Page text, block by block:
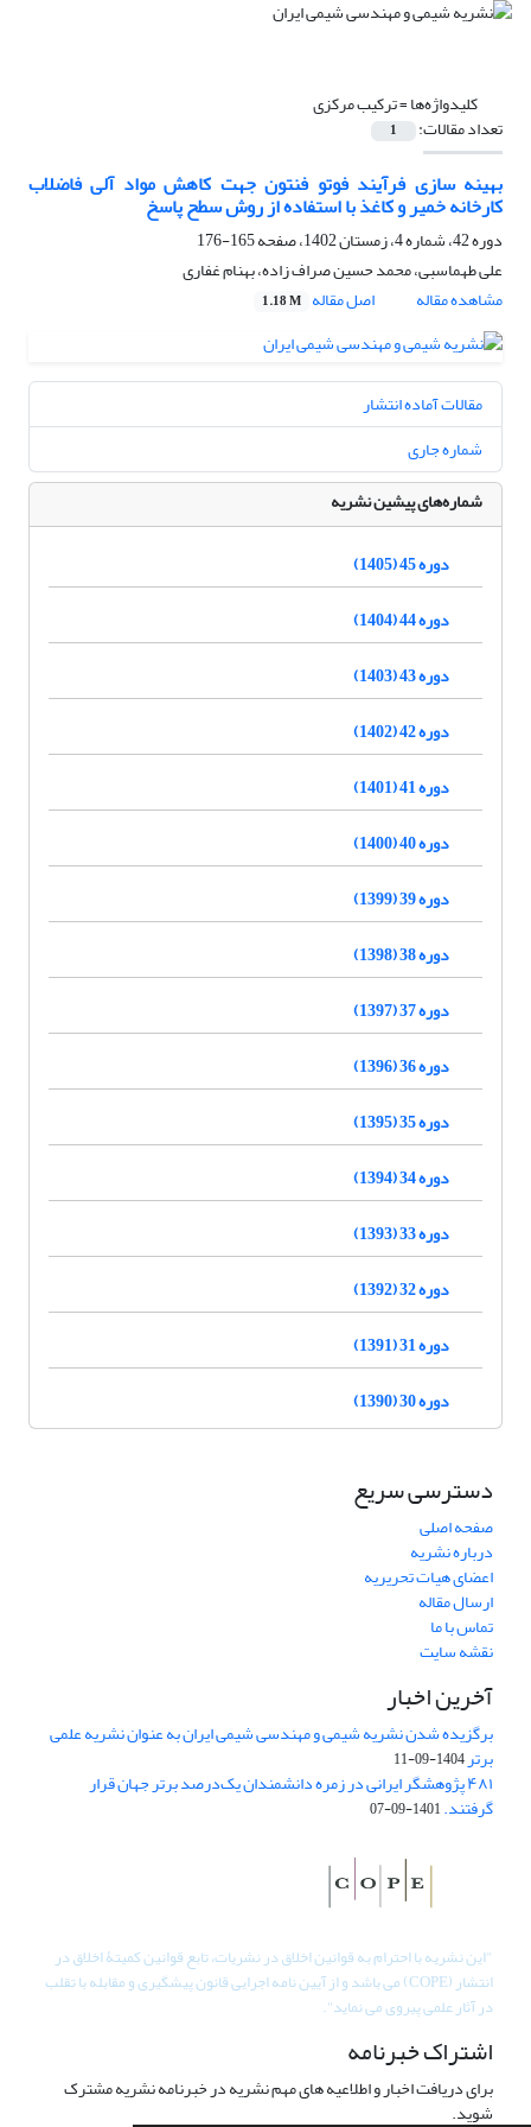
کلیدواژه‌ها =ترکیب مرکزی
تعداد مقالات: 1
بهینه سازی فرآیند فوتو فنتون جهت کاهش مواد آلی فاضلاب
کارخانه خمیر و کاغذ با استفاده از روش سطح پاسخ
دوره 42، شماره 4، زمستان 1402، صفحه
165-176
علی طهماسبی، محمد حسین صراف زاده، بهنام غفاری
مشاهده مقاله
اصل مقاله 1.18 M
مقالات آماده انتشار
شماره جاری
شماره‌های پیشین نشریه
دوره 45 (1405)
دوره 44 (1404)
دوره 43 (1403)
دوره 42 (1402)
دوره 41 (1401)
دوره 40 (1400)
دوره 39 (1399)
دوره 38 (1398)
دوره 37 (1397)
دوره 36 (1396)
دوره 35 (1395)
دوره 34 (1394)
دوره 33 (1393)
دوره 32 (1392)
دوره 31 (1391)
دوره 30 (1390)
دسترسی سریع
صفحه اصلی
درباره نشریه
اعضای هیات تحریریه
ارسال مقاله
تماس با ما
نقشه سایت
آخرین اخبار
برگزیده شدن نشریه شیمی و مهندسی شیمی ایران به عنوان نشریه علمی
برتر1404-09-11
۴۸۱ پژوهشگر ایرانی در زمره دانشمندان یک‌درصد برتر جهان قرار
گرفتند.1401-09-07
"این نشریه با احترام به قوانین اخلاق در نشریات، تابع قوانین کمیتۀ اخلاق در
انتشار (COPE) می باشد و از آیین نامه اجرایی قانون پیشگیری و مقابله با تقلب
در آثار علمی پیروی می نماید".
اشتراک خبرنامه
برای دریافت اخبار و اطلاعیه های مهم نشریه در خبرنامه نشریه مشترک
شوید.